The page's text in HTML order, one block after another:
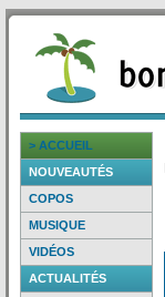
> ACCUEIL
NOUVEAUTÉS
COPOS
MUSIQUE
VIDÉOS
ACTUALITÉS